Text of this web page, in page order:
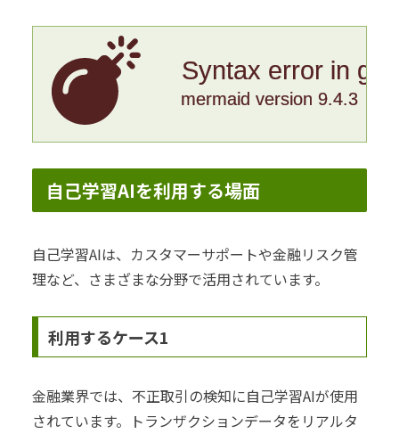
Syntax error in
mermaid version 9.4.3
自己学習AIを利用する場面
自己学習AIは、カスタマーサポートや金融リスク管
理など、さまざまな分野で活用されています。
利用するケース1
金融業界では、不正取引の検知に自己学習AIが使用
されています。トランザクションデータをリアルタ